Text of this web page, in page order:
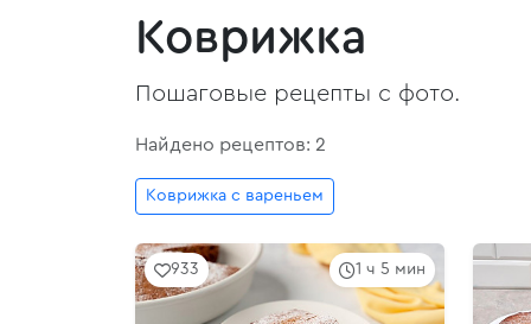
Коврижка
Пошаговые рецепты с фото.
Найдено рецептов: 2
Коврижка с вареньем
1 ч 5 мин
933